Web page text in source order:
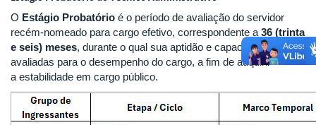
O Estágio Probatório é o período de avaliação do servidor
recém-nomeado para cargo efetivo, correspondente a 36 (trinta
e seis) meses, durante o qual sua aptidão e capacidade serão
avaliadas para o desempenho do cargo, a fim de adquirir
a estabilidade em cargo público.